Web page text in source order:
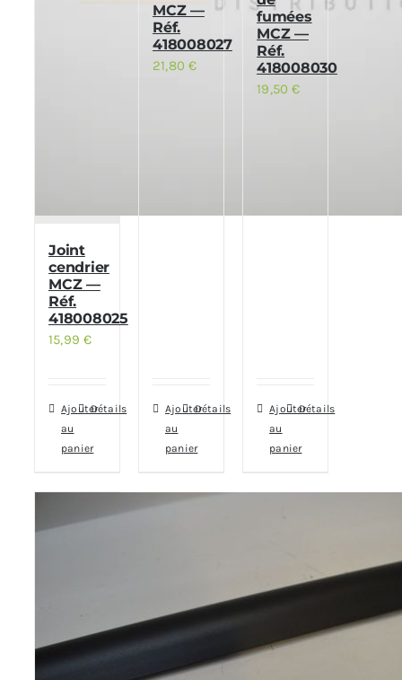
Joint
cendrier
MCZ —
Réf.
418008025
15,99€
Ajouter
au
panier
Détails
MCZ —
Réf.
418008027
21,80€
Ajouter
au
panier
Détails
fumées
MCZ —
Réf.
418008030
19,50€
Ajouter
au
panier
Détails